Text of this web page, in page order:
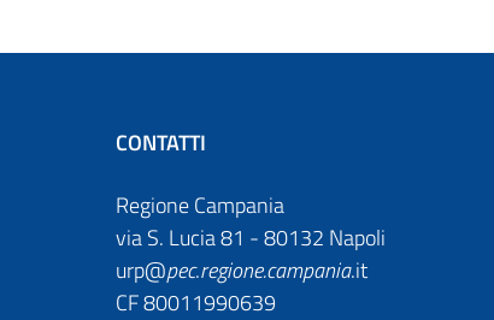
CONTATTI
Regione Campania
via S. Lucia 81 - 80132 Napoli
urp@pec.regione.campania.it
CF 80011990639